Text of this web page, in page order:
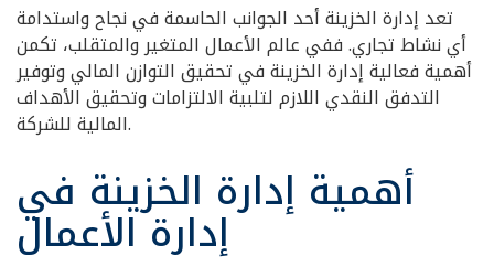
تعد إدارة الخزينة أحد الجوانب الحاسمة في نجاح واستدامة
أي نشاط تجاري. ففي عالم الأعمال المتغير والمتقلب، تكمن
أهمية فعالية إدارة الخزينة في تحقيق التوازن المالي وتوفير
التدفق النقدي اللازم لتلبية الالتزامات وتحقيق الأهداف
المالية للشركة.
أهمية إدارة الخزينة في
إدارة الأعمال